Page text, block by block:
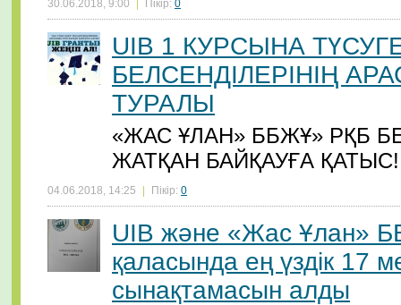
30.06.2018, 9:00 Пікір: 0
UIB 1 КУРСЫНА
БЕЛСЕНДІЛЕРІНІҢ
ТУРАЛЫ
«ЖАС ҰЛАН» ББЖҰ» РҚБ
ЖАТҚАН БАЙҚАУҒА
04.06.2018, 14:25 Пікір: 0
UIB және «Жас Ұлан»
қаласында ең үздік 17
сынақтамасын алды